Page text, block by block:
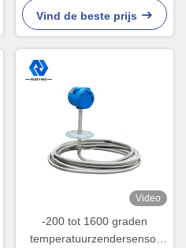
Temperatuurzender Zender
van de het
Thermokoppeltemperatuur
Vind de beste prijs
Video
-200 tot 1600 graden
temperatuurzendersensor